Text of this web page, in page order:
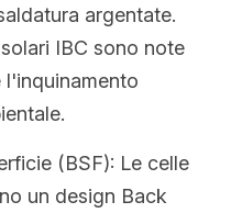
argentate.
IBC sono note
l'inquinamento
(BSF): Le celle
un design Back